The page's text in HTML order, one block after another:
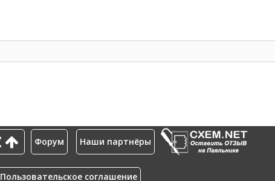
Форум Наши партнёры
Пользовательское соглашение